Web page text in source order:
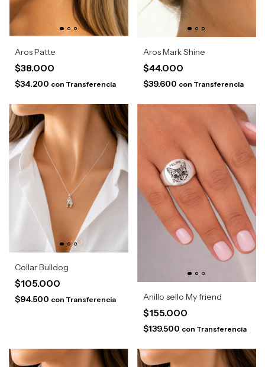
Aros Patte
$38.000
$34.200 con Transferencia
Aros Mark Shine
$44.000
$39.600 con Transferencia
Collar Bulldog
$105.000
$94.500 con Transferencia Anillo sello My friend
$155.000
$139.500 con Transferencia